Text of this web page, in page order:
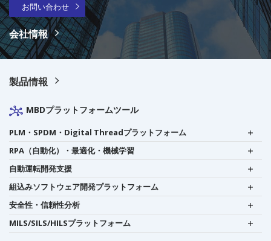
お問い合わせ
会社情報
製品情報
MBDプラットフォームツール
PLM・SPDM・Digital Threadプラットフォーム
RPA（自動化）・最適化・機械学習
自動運転開発支援
組込みソフトウェア開発プラットフォーム
安全性・信頼性分析
MILS/SILS/HILSプラットフォーム